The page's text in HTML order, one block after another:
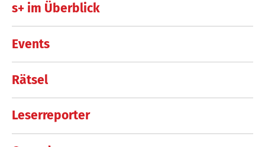
s+ im Überblick
Events
Rätsel
Leserreporter